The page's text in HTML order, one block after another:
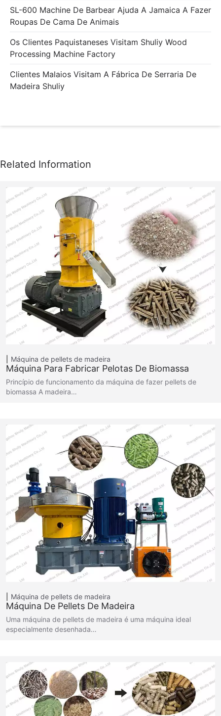
SL-600 Machine De Barbear Ajuda A Jamaica A Fazer
Roupas De Cama De Animais
Os Clientes Paquistaneses Visitam Shuliy Wood
Processing Machine Factory
Clientes Malaios Visitam A Fábrica De Serraria De
Madeira Shuliy
Máquina de pellets de madeira
Máquina Para Fabricar Pelotas De Biomassa
Princípio de funcionamento da máquina de fazer pellets de
biomassa A madeira…
Máquina de pellets de madeira
Máquina De Pellets De Madeira
Uma máquina de pellets de madeira é uma máquina ideal
especialmente desenhada…